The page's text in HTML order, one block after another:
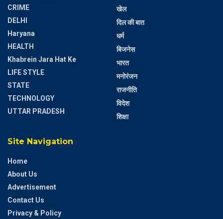
CRIME
DELHI
Haryana
HEALTH
Khabrein Jara Hat Ke
LIFE STYLE
STATE
TECHNOLOGY
UTTAR PRADESH
खेल
दिल की बात
धर्म
बिजनेस
भारत
मनोरंजन
राजनीति
विदेश
शिक्षा
Site Navigation
Home
About Us
Advertisement
Contact Us
Privacy & Policy